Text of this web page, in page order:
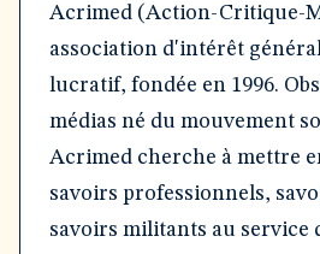
Acrimed (Action-Critique-
association d'intérêt
lucratif, fondée en 1996.
médias né du mouvement
Acrimed cherche à mettre
savoirs professionnels,
savoirs militants au service